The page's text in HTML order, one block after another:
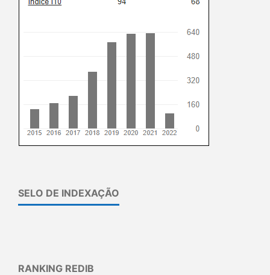
SELO DE INDEXAÇÃO
RANKING REDIB